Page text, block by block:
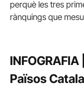
perquè les tres
rànquings que
Països